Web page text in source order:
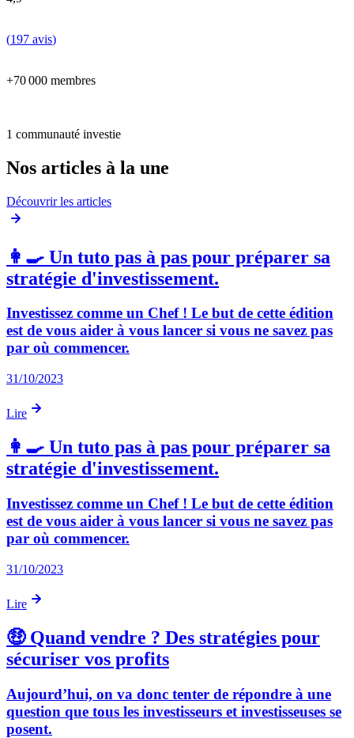
(197 avis)
+70 000 membres
1 communauté investie
Nos articles à la une
Découvrir les articles
👩‍🍳 Un tuto pas à pas pour préparer sa
stratégie d'investissement.
Investissez comme un Chef ! Le but de cette édition
est de vous aider à vous lancer si vous ne savez pas
par où commencer.
31/10/2023
Lire
👩‍🍳 Un tuto pas à pas pour préparer sa
stratégie d'investissement.
Investissez comme un Chef ! Le but de cette édition
est de vous aider à vous lancer si vous ne savez pas
par où commencer.
31/10/2023
Lire
🤑 Quand vendre ? Des stratégies pour
sécuriser vos profits
Aujourd’hui, on va donc tenter de répondre à une
question que tous les investisseurs et investisseuses se
posent.